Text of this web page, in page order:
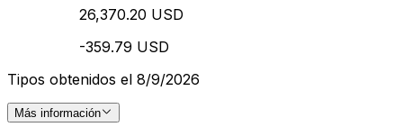
26,370.20 USD
-359.79 USD
Tipos obtenidos el 8/9/2026
Más información